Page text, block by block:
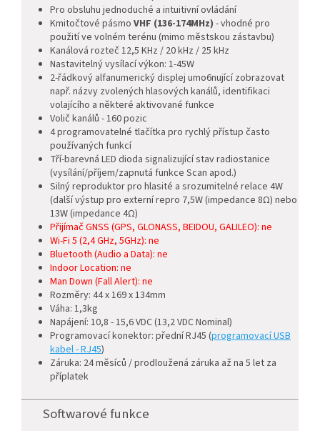
Pro obsluhu jednoduché a intuitivní ovládání
Kmitočtové pásmo VHF (136-174MHz) -vhodné pro
použití ve volném terénu (mimo městskou zástavbu)
Kanálová rozteč 12,5 KHz / 20 kHz / 25 kHz
Nastavitelný vysílací výkon: 1-45W
2-řádkový alfanumerický displej umo6nující zobrazovat
např. názvy zvolených hlasových kanálů, identifikaci
volajícího a některé aktivované funkce
Volič kanálů - 160 pozic
4 programovatelné tlačítka pro rychlý přístup často
používaných funkcí
Tří-barevná LED dioda signalizující stav radiostanice
(vysílání/příjem/zapnutá funkce Scan apod.)
Silný reproduktor pro hlasité a srozumitelné relace 4W
(další výstup pro externí repro 7,5W (impedance 8Ω) nebo
13W (impedance 4Ω)
Přijímač GNSS (GPS, GLONASS, BEIDOU, GALILEO): ne
Wi-Fi 5 (2,4 GHz, 5GHz): ne
Bluetooth (Audio a Data): ne
Indoor Location: ne
Man Down (Fall Alert): ne
Rozměry: 44 x 169 x 134mm
Váha: 1,3kg
Napájení: 10,8 - 15,6 VDC (13,2 VDC Nominal)
Programovací konektor: přední RJ45 (programovací USB
kabel - RJ45)
Záruka: 24 měsíců / prodloužená záruka až na 5 let za
příplatek
Softwarové funkce